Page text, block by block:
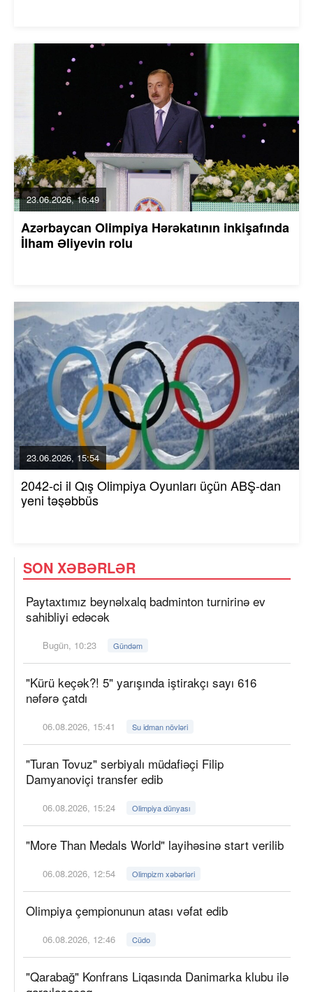
23.06.2026, 16:49
Azərbaycan Olimpiya Hərəkatının inkişafında
İlham Əliyevin rolu
23.06.2026, 15:54
2042-ci il Qış Olimpiya Oyunları üçün ABŞ-dan
yeni təşəbbüs
SON XƏBƏRLƏR
Paytaxtımız beynəlxalq badminton turnirinə ev
sahibliyi edəcək
Bugün, 10:23 Gündəm
"Kürü keçək?! 5" yarışında iştirakçı sayı 616
nəfərə çatdı
06.08.2026, 15:41 Su idman növləri
"Turan Tovuz" serbiyalı müdafiəçi Filip
Damyanoviçi transfer edib
06.08.2026, 15:24 Olimpiya dünyası
"More Than Medals World" layihəsinə start verilib
06.08.2026, 12:54 Olimpizm xəbərləri
Olimpiya çempionunun atası vəfat edib
06.08.2026, 12:46 Cüdo
"Qarabağ" Konfrans Liqasında Danimarka klubu ilə